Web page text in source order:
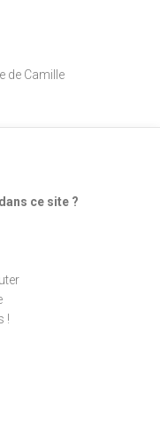
de Camille
ce site ?
!